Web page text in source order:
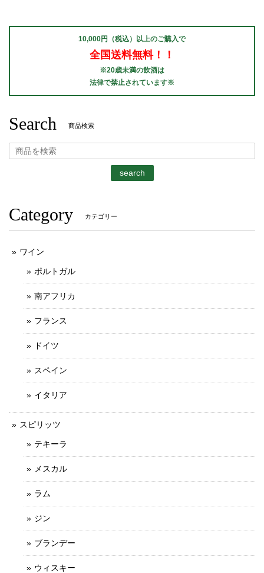
10,000円（税込）以上のご購入で
全国送料無料！！
※20歳未満の飲酒は
法律で禁止されています※
Search 商品検索
search
Category カテゴリー
ワイン
ポルトガル
南アフリカ
フランス
ドイツ
スペイン
イタリア
スピリッツ
テキーラ
メスカル
ラム
ジン
ブランデー
ウィスキー